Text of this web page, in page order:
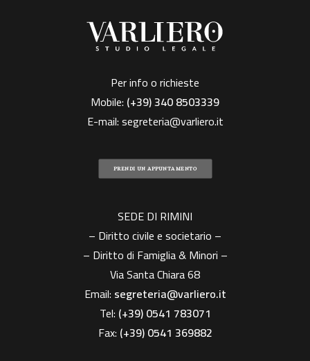
Per info o richieste
Mobile: (+39)340 8503339
E-mail:segreteria@varliero.it
PRENDI UN APPUNTAMENTO
SEDE DI RIMINI
– Diritto civile e societario –
– Diritto di Famiglia & Minori –
Via Santa Chiara 68
Email: segreteria@varliero.it
Tel: (+39) 0541 783071
Fax: (+39)0541 369882